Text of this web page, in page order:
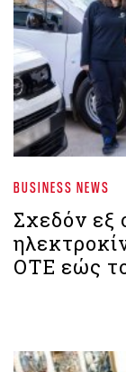
BUSINESS NEWS
Σχεδόν εξ
ΟΤΕ εώς